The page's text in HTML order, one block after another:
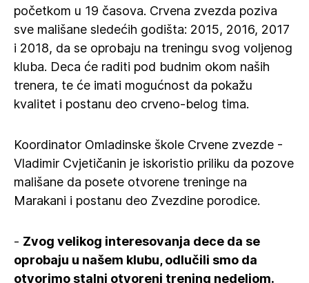
početkom u 19 časova. Crvena zvezda poziva
sve mališane sledećih godišta: 2015, 2016, 2017
i 2018, da se oprobaju na treningu svog voljenog
kluba. Deca će raditi pod budnim okom naših
trenera, te će imati mogućnost da pokažu
kvalitet i postanu deo crveno-belog tima.
Koordinator Omladinske škole Crvene zvezde -
Vladimir Cvjetičanin je iskoristio priliku da pozove
mališane da posete otvorene treninge na
Marakani i postanu deo Zvezdine porodice.
- Zvog velikog interesovanja dece da se
oprobaju u našem klubu, odlučili smo da
otvorimo stalni otvoreni trening nedeljom.